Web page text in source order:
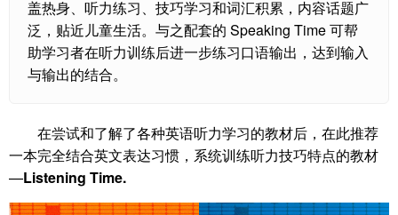
盖热身、听力练习、技巧学习和词汇积累，内容话题广
泛，贴近儿童生活。与之配套的 Speaking Time 可帮
助学习者在听力训练后进一步练习口语输出，达到输入
与输出的结合。
在尝试和了解了各种英语听力学习的教材后，在此推荐
一本完全结合英文表达习惯，系统训练听力技巧特点的教材
—Listening Time.